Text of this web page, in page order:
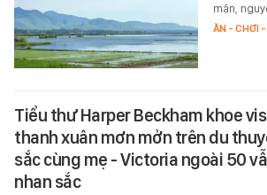
mặn,
ĂN - CHƠI
Tiểu thư Harper Beckham khoe
thanh xuân mơn mởn trên du
sắc cùng mẹ - Victoria ngoài 50
nhan sắc